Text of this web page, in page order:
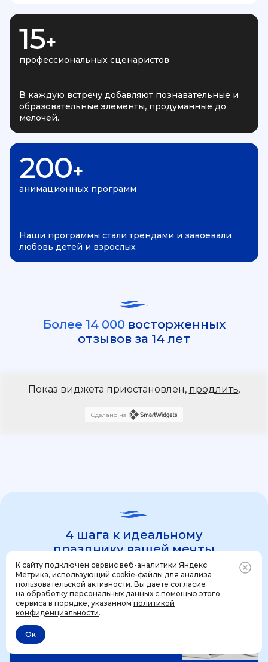
Позвонить+7 (499) 444-31-53
К сайту подключен сервис веб-аналитики Яндекс
Метрика, использующий cookie-файлы для анализа
пользовательской активности. Вы даете согласие
на обработку персональных данных с помощью этого
сервиса в порядке, указанном политикой
конфиденциальности.
Ок
15+
профессиональных сценаристов
В каждую встречу добавляют познавательные и
образовательные элементы, продуманные до
мелочей.
200+
анимационных программ
Наши программы стали трендами и завоевали
любовь детей и взрослых
Более 14 000восторженных
отзывов за 14 лет
Показ виджета приостановлен, продлить.
Сделано на
4 шага к идеальному
празднику вашей мечты
1 шаг